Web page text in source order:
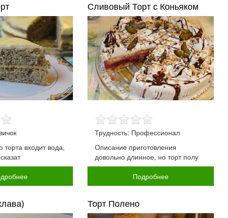
торта входит вода,
Сливовый Торт с Коньяком
Трудность: Профессионал
Описание приготовления
довольно длинное, но торт полу
Подробнее
Торт Полено